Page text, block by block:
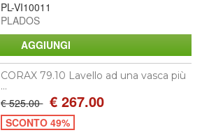
PL-VI10011
PLADOS
CORAX 79.10 Lavello ad una vasca più
...
€ 525.00 € 267.00
SCONTO 49%